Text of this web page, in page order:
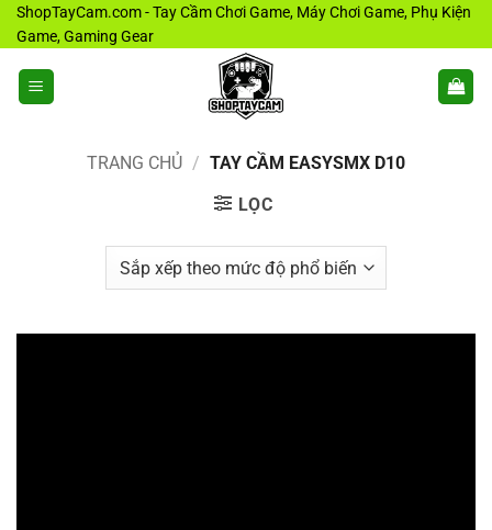
Bỏ
qua
nội
dung
ShopTayCam.com - Tay Cầm Chơi Game, Máy Chơi Game, Phụ Kiện
Game, Gaming Gear
TRANG CHỦ / TAY CẦM EASYSMX D10
LỌC